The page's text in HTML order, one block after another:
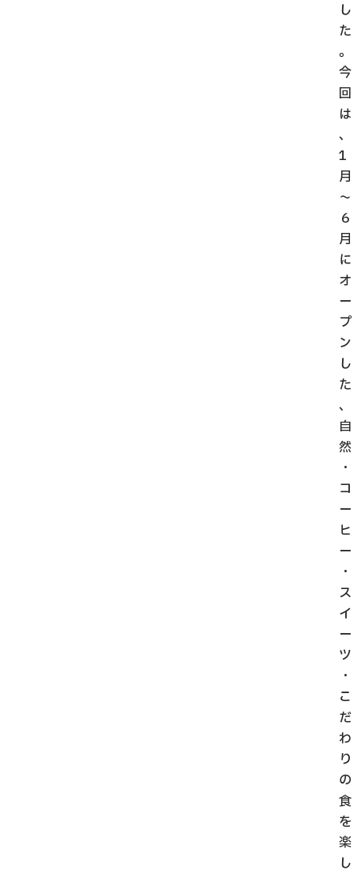
し
た
。
今
回
は
、
1
月
〜
６
月
に
オ
ー
プ
ン
し
た
、
自
然
・
コ
ー
ヒ
ー
・
ス
イ
ー
ツ
・
こ
だ
わ
り
の
食
を
楽
し